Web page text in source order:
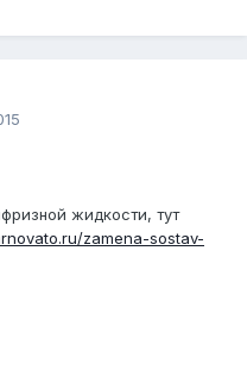
жидкости, тут
zamena-sostav-